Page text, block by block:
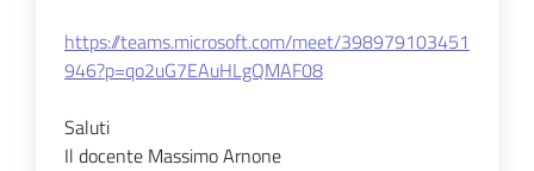
https://teams.microsoft.com/meet/398979103451
946?p=qo2uG7EAuHLgQMAF08
Saluti
Il docente Massimo Arnone